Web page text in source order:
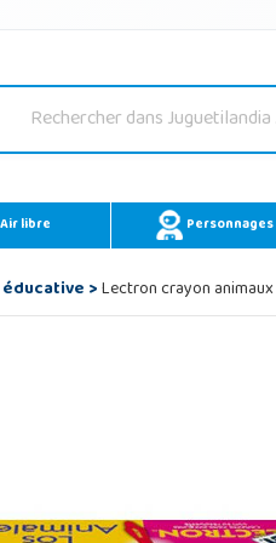
Air libre Personnages
>Lectron crayon animaux